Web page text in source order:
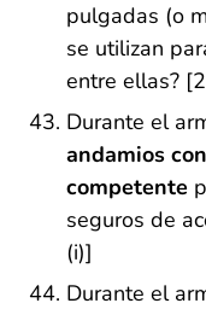
pulgadas (o
se utilizan
entre ellas?
Durante el
andamios
competente
seguros de
(i)]
Durante el